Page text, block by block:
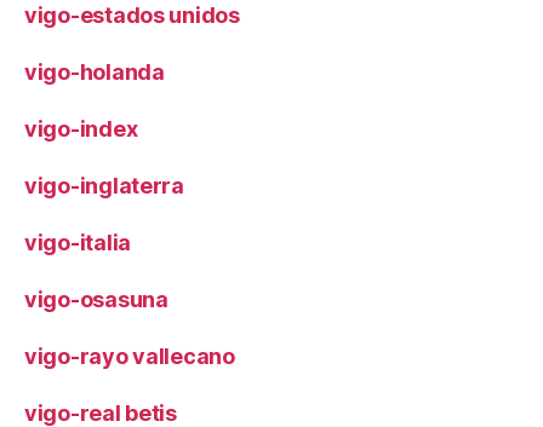
vigo-estados unidos
vigo-holanda
vigo-index
vigo-inglaterra
vigo-italia
vigo-osasuna
vigo-rayo vallecano
vigo-real betis